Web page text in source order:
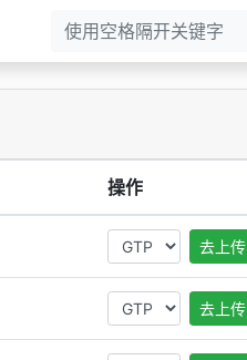
操作
去上传
去上传